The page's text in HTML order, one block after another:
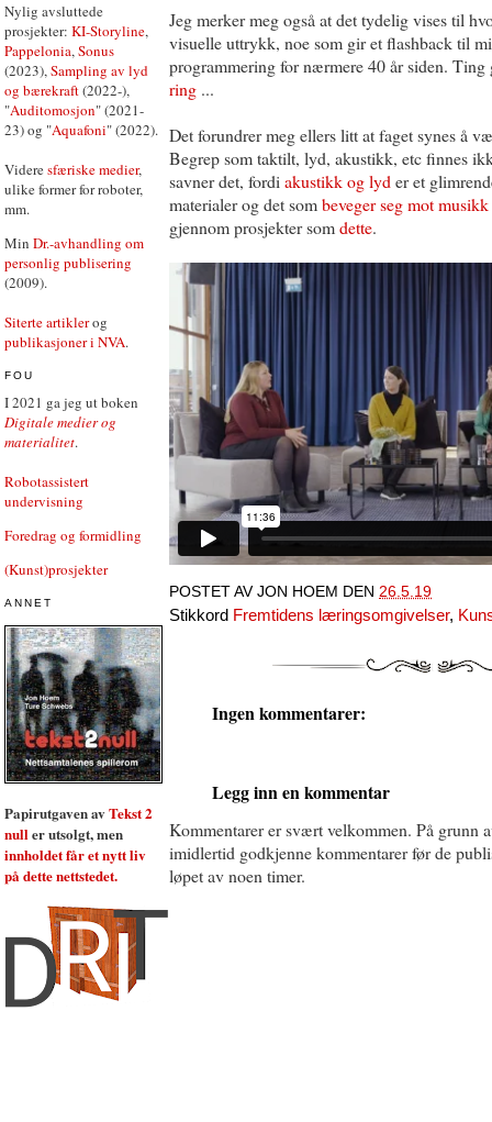
Nylig avsluttede
prosjekter: KI-Storyline,
Pappelonia,Sonus
(2023),Sampling av lyd
og bærekraft(2022-),
"Auditomosjon" (2021-
23) og "Aquafoni" (2022).
Videresfæriske medier,
ulike former for roboter,
mm.
Min Dr.-avhandling om
personlig publisering
(2009).
Siterte artiklerog
publikasjoner i NVA.
FOU
I 2021 ga jeg ut boken
Digitale medier og
materialitet.
Robotassistert
undervisning
Foredrag og formidling
(Kunst)prosjekter
ANNET
Papirutgaven av Tekst 2
nuller utsolgt, men
innholdet får et nytt liv
på dette nettstedet.
Jeg merker meg også at det tydelig vises til
visuelle uttrykk, noe som gir et flashback til
programmering for nærmere 40 år siden.
ring ...
Det forundrer meg ellers litt at faget synes å
Begrep som taktilt, lyd, akustikk, etc finnes
savner det, fordi akustikk og lyd er et
materialer og det sombeveger seg mot musikk
gjennom prosjekter somdette.
POSTET AV JON HOEM DEN 26.5.19
Stikkord Fremtidens læringsomgivelser,
Ingen kommentarer:
Legg inn en kommentar
Kommentarer er svært velkommen. På grunn
imidlertid godkjenne kommentarer før de
løpet av noen timer.